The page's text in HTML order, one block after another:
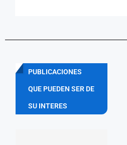
PUBLICACIONES
QUE PUEDEN SER DE
SU INTERES